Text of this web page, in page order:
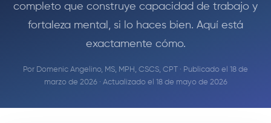
completo que construye capacidad de trabajo y
fortaleza mental, si lo haces bien. Aquí está
exactamente cómo.
Por Domenic Angelino, MS, MPH, CSCS, CPT · Publicado el 18 de
marzo de 2026 · Actualizado el 18 de mayo de 2026